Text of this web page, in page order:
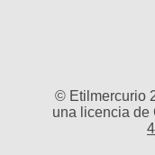
© Etilmercurio
una licencia de